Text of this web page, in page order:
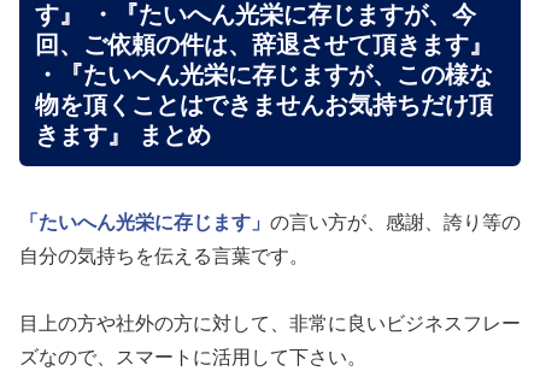
す』 ・『たいへん光栄に存じますが、今
回、ご依頼の件は、辞退させて頂きます』
・『たいへん光栄に存じますが、この様な
物を頂くことはできませんお気持ちだけ頂
きます』 まとめ
「たいへん光栄に存じます」 の言い方が、感謝、誇り等の
自分の気持ちを伝える言葉です。
目上の方や社外の方に対して、非常に良いビジネスフレー
ズなので、スマートに活用して下さい。